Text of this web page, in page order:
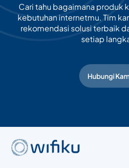
Cari tahu bagaimana produk
kebutuhan internetmu. Tim
rekomendasi solusi terbaik
setiap
Hubungi